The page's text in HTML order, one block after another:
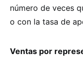
número de veces
o con la tasa de
Ventas por